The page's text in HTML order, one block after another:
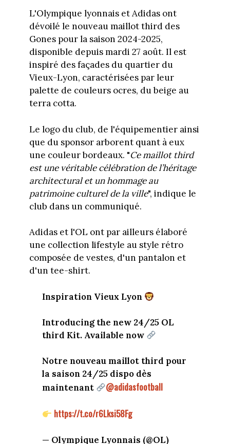
L'Olympique lyonnais et Adidas ont
dévoilé le nouveau maillot third des
Gones pour la saison 2024-2025,
disponible depuis mardi 27 août. Il est
inspiré des façades du quartier du
Vieux-Lyon, caractérisées par leur
palette de couleurs ocres, du beige au
terra cotta.
Le logo du club, de l'équipementier ainsi
que du sponsor arborent quant à eux
une couleur bordeaux. "Ce maillot third
est une véritable célébration de l’héritage
architectural et un hommage au
patrimoine culturel de la ville", indique le
club dans un communiqué.
Adidas et l'OL ont par ailleurs élaboré
une collection lifestyle au style rétro
composée de vestes, d'un pantalon et
d'un tee-shirt.
Inspiration Vieux Lyon
Introducing the new 24/25 OL
third Kit. Available now
Notre nouveau maillot third pour
la saison 24/25 dispo dès
maintenant
@adidasfootball
https://t.co/r6Lksi58Fg
— Olympique Lyonnais (@OL)